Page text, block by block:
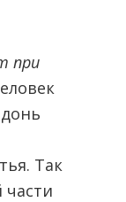
при
Так